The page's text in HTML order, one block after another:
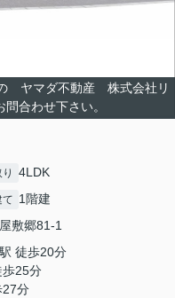
の ヤマダ不動産 株式会社リ
合わせ下さい。
4LDK
て 1階建
敷郷81-1
駅 徒歩20分
歩25分
27分